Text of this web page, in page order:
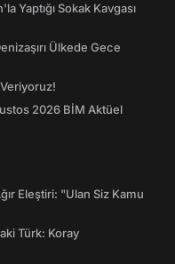
Yaptığı Sokak Kavgası
Ülkede Gece
2026 BİM Aktüel
Eleştiri: "Ulan Siz Kamu
Türk: Koray